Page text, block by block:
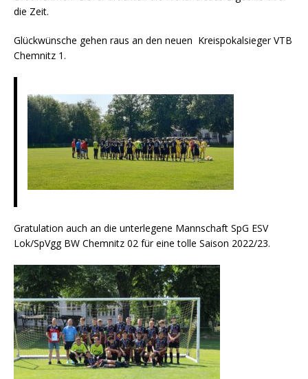
die Zeit.
Glückwünsche gehen raus an den neuen Kreispokalsieger VTB
Chemnitz 1.
Gratulation auch an die unterlegene Mannschaft SpG ESV
Lok/SpVgg BW Chemnitz 02 für eine tolle Saison 2022/23.